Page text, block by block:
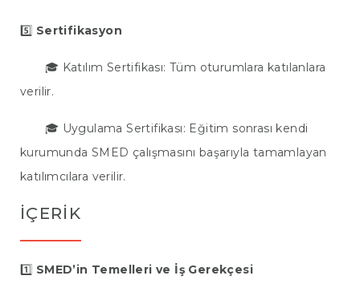
5️⃣ Sertifikasyon
🎓 Katılım Sertifikası: Tüm oturumlara katılanlara
verilir.
🎓 Uygulama Sertifikası: Eğitim sonrası kendi
kurumunda SMED çalışmasını başarıyla tamamlayan
katılımcılara verilir.
İÇERIK
1️⃣ SMED’in Temelleri ve İş Gerekçesi